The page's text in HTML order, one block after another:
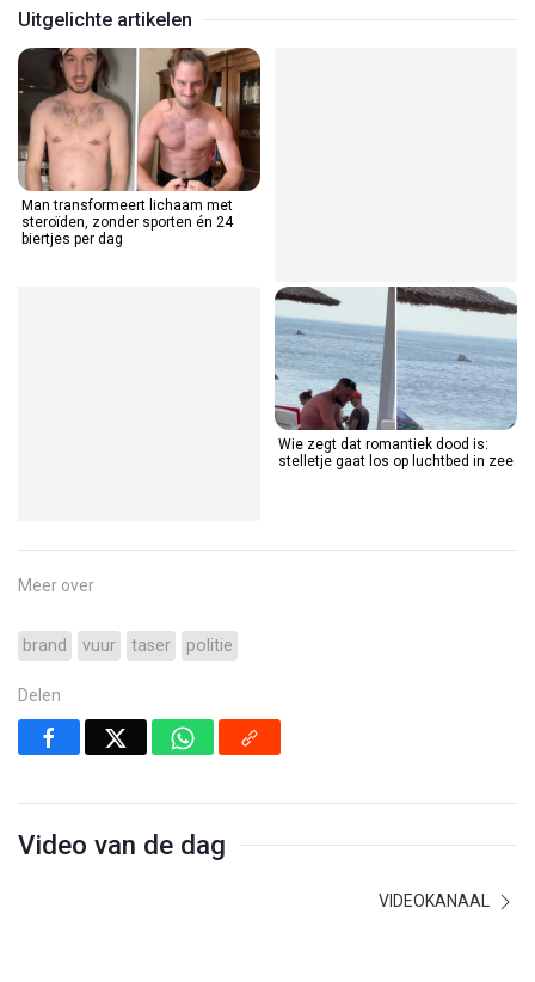
Uitgelichte artikelen
Man transformeert lichaam met
steroïden, zonder sporten én 24
biertjes per dag
Wie zegt dat romantiek dood is:
stelletje gaat los op luchtbed in zee
Meer over
brand vuur taser politie
Delen
Video van de dag
VIDEOKANAAL